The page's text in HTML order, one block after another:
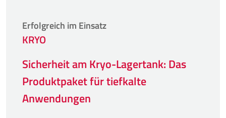
Erfolgreich im Einsatz
KRYO
Sicherheit am Kryo-Lagertank: Das
Produktpaket für tiefkalte
Anwendungen